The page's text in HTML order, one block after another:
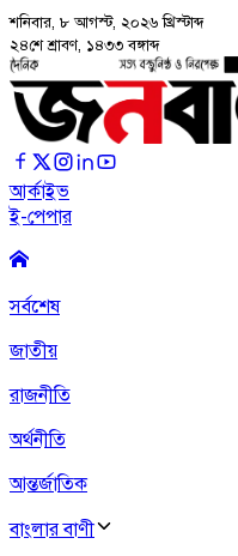
শনিবার, ৮ আগস্ট, ২০২৬ খ্রিস্টাব্দ
২৪শে শ্রাবণ, ১৪৩৩ বঙ্গাব্দ
আর্কাইভ
ই-পেপার
সর্বশেষ
জাতীয়
রাজনীতি
অর্থনীতি
আন্তর্জাতিক
বাংলার বাণী